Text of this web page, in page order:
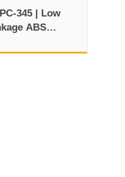
345 | Low
ABS